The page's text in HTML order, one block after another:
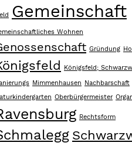
Gemeinschaft
Wohnen
Gründung
Königsfeld;
Mimmenhausen Nachbarschaft
Oberbürgermeister
Rechtsform